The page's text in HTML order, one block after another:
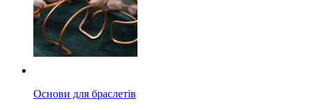
Основи для браслетів